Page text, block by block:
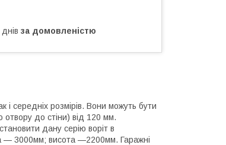
за домовленістю
і середніх розмірів. Вони можуть бути
отвору до стіни) від 120 мм.
дану серію воріт в
— 3000мм; висота —2200мм. Гаражні